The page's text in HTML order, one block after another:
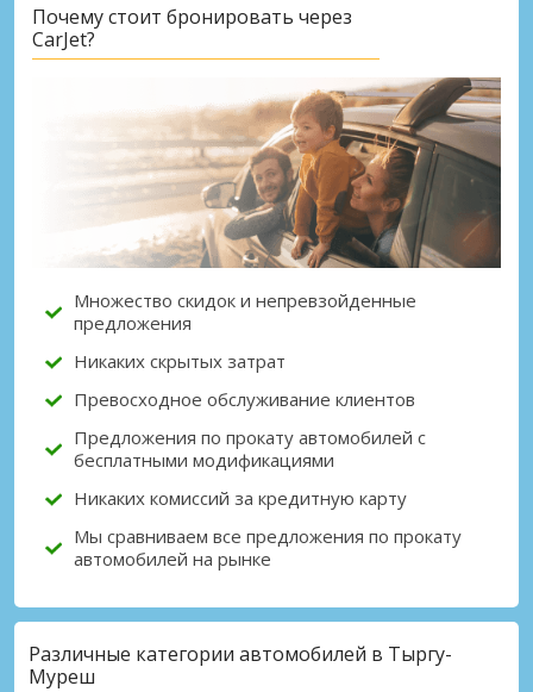
предложениям партнёров
Войти с помощью eLink
Почему стоит бронировать через
CarJet?
Множество скидок и непревзойденные
предложения
Никаких скрытых затрат
Превосходное обслуживание клиентов
Предложения по прокату автомобилей с
бесплатными модификациями
Никаких комиссий за кредитную карту
Мы сравниваем все предложения по прокату
автомобилей на рынке
Различные категории автомобилей в Тыргу-
Муреш